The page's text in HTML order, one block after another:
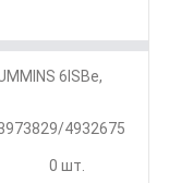
6ISBe,
4932675
0 шт.